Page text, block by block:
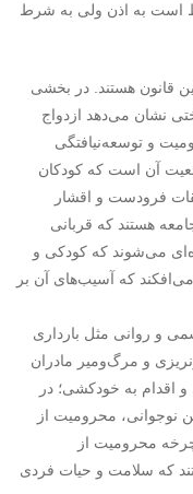
منوط است به اذن ولی به شرط
قانون هستند. در بخشی
نشان می‌دهد ازدواج
و توسعه‌نیافتگی
آن است که کودکان
فرودست و اقشار
هستند که قربانی
می‌شوند که کودکی و
که آسیب‌های آن بر
و روانی مثل بارداری
خونریزی و مرگ‌ومیر مادران
اقدام به خودکشی؛ در
نوجوانی، محرومیت از
محرومیت از
که سلامت و حیات فردی